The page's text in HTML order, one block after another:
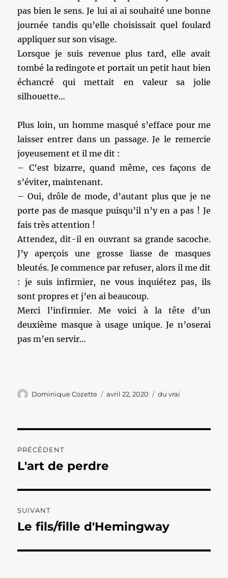
pas bien le sens. Je lui ai ai souhaité une bonne
journée tandis qu’elle choisissait quel foulard
appliquer sur son visage.
Lorsque je suis revenue plus tard, elle avait
tombé la redingote et portait un petit haut bien
échancré qui mettait en valeur sa jolie
silhouette…
Plus loin, un homme masqué s’efface pour me
laisser entrer dans un passage. Je le remercie
joyeusement et il me dit :
– C’est bizarre, quand même, ces façons de
s’éviter, maintenant.
– Oui, drôle de mode, d’autant plus que je ne
porte pas de masque puisqu’il n’y en a pas ! Je
fais très attention !
Attendez, dit-il en ouvrant sa grande sacoche.
J’y aperçois une grosse liasse de masques
bleutés. Je commence par refuser, alors il me dit
: je suis infirmier, ne vous inquiétez pas, ils
sont propres et j’en ai beaucoup.
Merci l’infirmier. Me voici à la tête d’un
deuxième masque à usage unique. Je n’oserai
pas m’en servir…
Auteur
Dominique Cozette
Publié
avril 22, 2020 Catégories
du vrai
de
PRÉCÉDENT
Publication
L'art de perdre
SUIVANT
Publication
Le fils/fille d'Hemingway